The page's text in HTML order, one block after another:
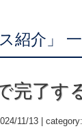
紹介」
完了す
11/13 | category: